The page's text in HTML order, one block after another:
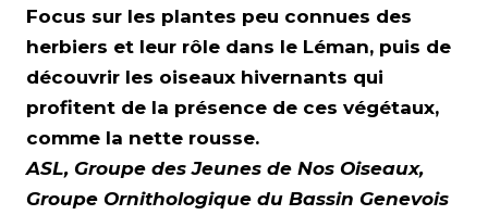
Focus sur les plantes peu connues des
herbiers et leur rôle dans le Léman, puis de
découvrir les oiseaux hivernants qui
profitent de la présence de ces végétaux,
comme la nette rousse.
ASL, Groupe des Jeunes de Nos Oiseaux,
Groupe Ornithologique du Bassin Genevois